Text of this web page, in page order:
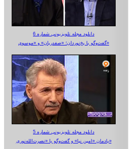
دانلود مجله تلویزیونی شماره 6
گفت‌وگو با یخ‌نوردان؛ «صفدریان» و «موسوی»
دانلود مجله تلویزیونی شماره 5
یادمان «امین نیا» و گفت‌وگو با «نصرت‌الله‌نوری»